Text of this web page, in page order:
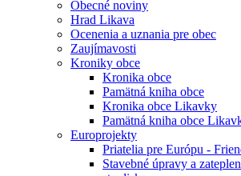
Obecné noviny
Hrad Likava
Ocenenia a uznania pre obec
Zaujímavosti
Kroniky obce
Kronika obce
Pamätná kniha obce
Kronika obce Likavky
Pamätná kniha obce
Europrojekty
Priatelia pre Európu -
Stavebné úpravy a